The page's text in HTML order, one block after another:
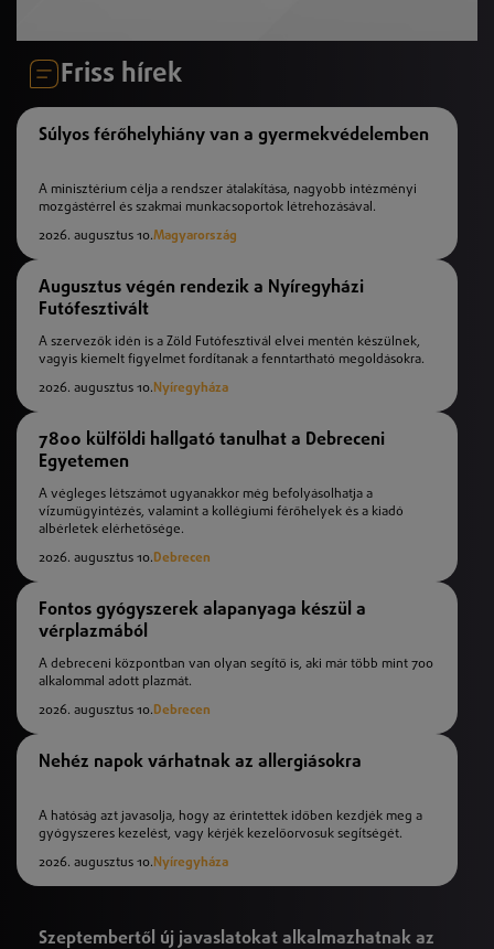
Friss hírek
Súlyos férőhelyhiány van a gyermekvédelemben
A minisztérium célja a rendszer átalakítása, nagyobb intézményi
mozgástérrel és szakmai munkacsoportok létrehozásával.
2026. augusztus 10.Magyarország
Augusztus végén rendezik a Nyíregyházi
Futófesztivált
A szervezők idén is a Zöld Futófesztivál elvei mentén készülnek,
vagyis kiemelt figyelmet fordítanak a fenntartható megoldásokra.
2026. augusztus 10. Nyíregyháza
7800 külföldi hallgató tanulhat a Debreceni
Egyetemen
A végleges létszámot ugyanakkor még befolyásolhatja a
vízumügyintézés, valamint a kollégiumi férőhelyek és a kiadó
albérletek elérhetősége.
2026. augusztus 10.Debrecen
Fontos gyógyszerek alapanyaga készül a
vérplazmából
A debreceni központban van olyan segítő is, aki már több mint 700
alkalommal adott plazmát.
2026. augusztus 10.Debrecen
Nehéz napok várhatnak az allergiásokra
A hatóság azt javasolja, hogy az érintettek időben kezdjék meg a
gyógyszeres kezelést, vagy kérjék kezelőorvosuk segítségét.
2026. augusztus 10. Nyíregyháza
Szeptembertől új javaslatokat alkalmazhatnak az